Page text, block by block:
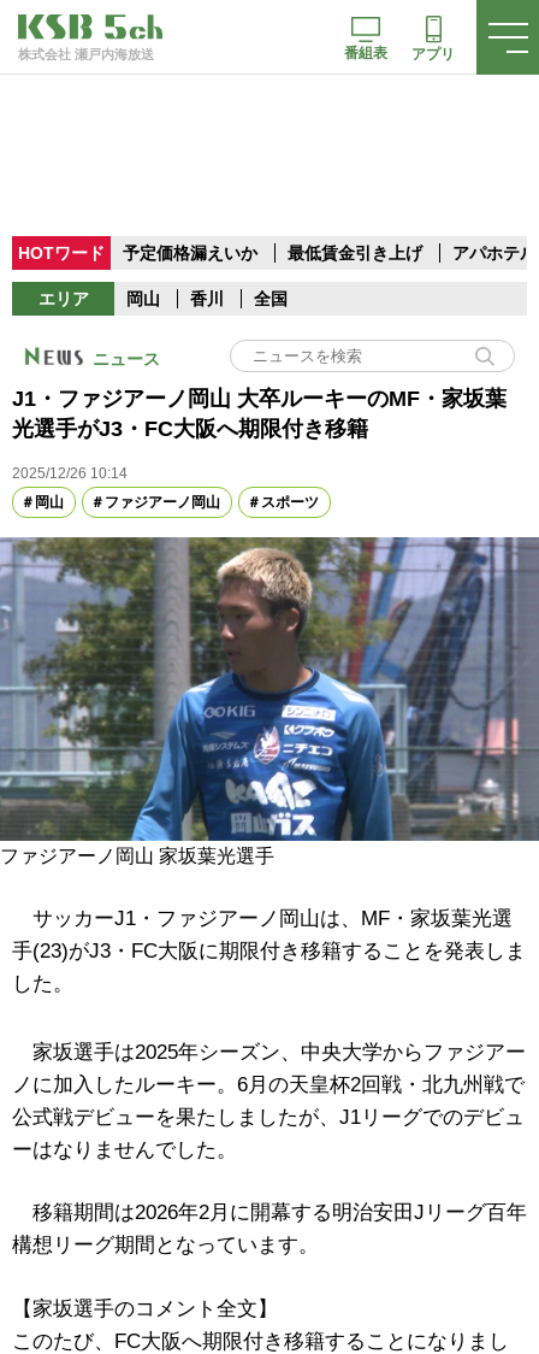
株式会社 瀬戸内海放送 番組表 アプリ
HOTワード 予定価格漏えいか 最低賃金引き上げ アパホテル
エリア 岡山 香川 全国
ニュース
J1・ファジアーノ岡山 大卒ルーキーのMF・家坂葉
光選手がJ3・FC大阪へ期限付き移籍
2025/12/26 10:14
岡山
ファジアーノ岡山 スポーツ
ファジアーノ岡山 家坂葉光選手
サッカーJ1・ファジアーノ岡山は、MF・家坂葉光選
手(23)がJ3・FC大阪に期限付き移籍することを発表しま
した。
家坂選手は2025年シーズン、中央大学からファジアー
ノに加入したルーキー。6月の天皇杯2回戦・北九州戦で
公式戦デビューを果たしましたが、J1リーグでのデビュ
ーはなりませんでした。
移籍期間は2026年2月に開幕する明治安田Jリーグ百年
構想リーグ期間となっています。
【家坂選手のコメント全文】
このたび、FC大阪へ期限付き移籍することになりまし